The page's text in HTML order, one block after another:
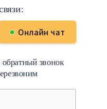
Онлайн чат
обратный звонок